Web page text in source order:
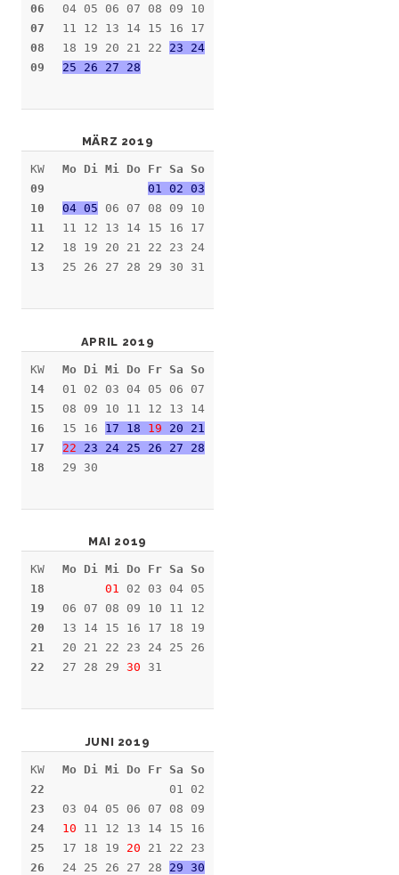
06
07
08
09
04 05 06 07 08 09 10
11 12 13 14 15 16 17
18 19 20 21 22 23 24
25 26 27 28
MÄRZ 2019
KW
09
10
11
12
13
Mo Di Mi Do Fr Sa So
01 02 03
04 05 06 07 08 09 10
11 12 13 14 15 16 17
18 19 20 21 22 23 24
25 26 27 28 29 30 31
APRIL 2019
KW
14
15
16
17
18
Mo Di Mi Do Fr Sa So
01 02 03 04 05 06 07
08 09 10 11 12 13 14
15 16 17 18 19 20 21
22 23 24 25 26 27 28
29 30
MAI 2019
KW
18
19
20
21
22
Mo Di Mi Do Fr Sa So
01 02 03 04 05
06 07 08 09 10 11 12
13 14 15 16 17 18 19
20 21 22 23 24 25 26
27 28 29 30 31
JUNI 2019
KW
22
23
24
25
26
Mo Di Mi Do Fr Sa So
01 02
03 04 05 06 07 08 09
10 11 12 13 14 15 16
17 18 19 20 21 22 23
24 25 26 27 28 29 30